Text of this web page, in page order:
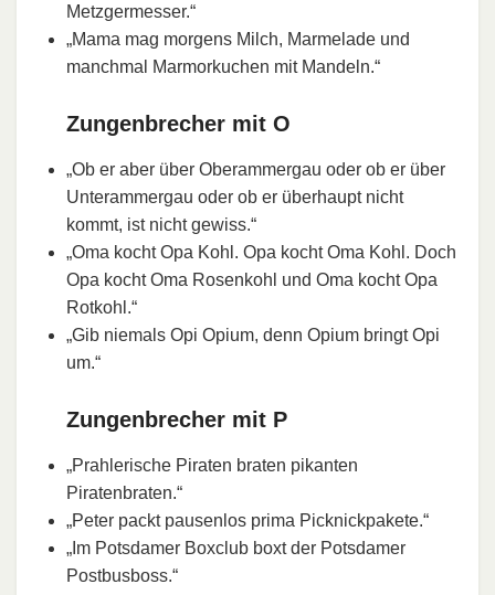
Metzgermesser.“
„Mama mag morgens Milch, Marmelade und
manchmal Marmorkuchen mit Mandeln.“
Zungenbrecher mit O
„Ob er aber über Oberammergau oder ob er über
Unterammergau oder ob er überhaupt nicht
kommt, ist nicht gewiss.“
„Oma kocht Opa Kohl. Opa kocht Oma Kohl. Doch
Opa kocht Oma Rosenkohl und Oma kocht Opa
Rotkohl.“
„Gib niemals Opi Opium, denn Opium bringt Opi
um.“
Zungenbrecher mit P
„Prahlerische Piraten braten pikanten
Piratenbraten.“
„Peter packt pausenlos prima Picknickpakete.“
„Im Potsdamer Boxclub boxt der Potsdamer
Postbusboss.“